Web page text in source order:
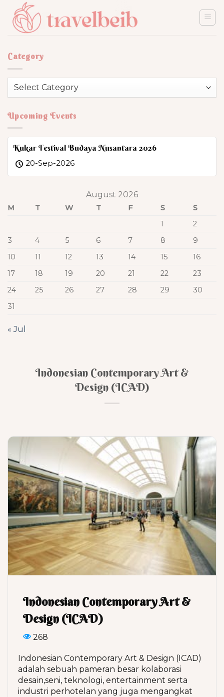
content
Indonesian Contemporary Art &
Design (ICAD)
Indonesian Contemporary Art &
Design (ICAD)
268
Indonesian Contemporary Art & Design (ICAD)
adalah sebuah pameran besar kolaborasi
desain,seni, teknologi, entertainment serta
industri perhotelan yang juga mengangkat
Category
Category
Upcoming Events
Kukar Festival Budaya Nusantara 2026
20-Sep-2026
August 2026
M T W T F S
S
1
2
3
4 5 6 7 8
9
10
11 12 13 14 15
16
17
18 19 20 21 22
23
24
25 26 27 28 29
30
31
« Jul